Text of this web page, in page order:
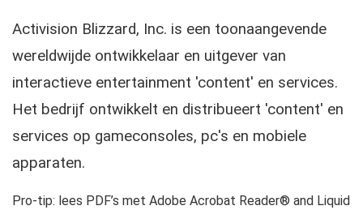
Activision Blizzard, Inc. is een toonaangevende
wereldwijde ontwikkelaar en uitgever van
interactieve entertainment 'content' en services.
Het bedrijf ontwikkelt en distribueert 'content' en
services op gameconsoles, pc's en mobiele
apparaten.
Pro-tip: lees PDF’s met Adobe Acrobat Reader® and Liquid